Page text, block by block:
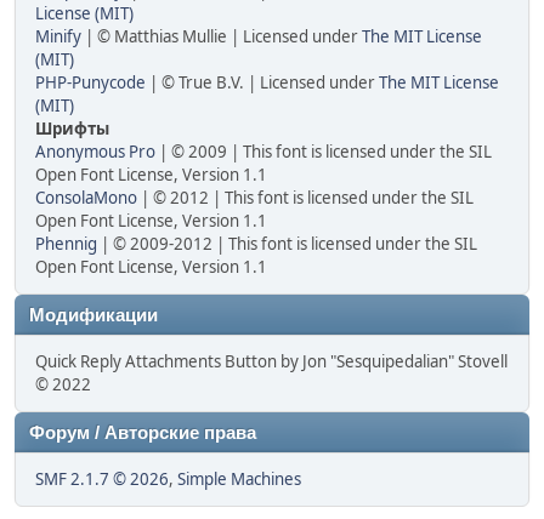
License (MIT)
Minify | © Matthias Mullie | Licensed underThe MIT License
(MIT)
PHP-Punycode | © True B.V. | Licensed underThe MIT License
(MIT)
Шрифты
Anonymous Pro | © 2009 | This font is licensed under the SIL
Open Font License, Version 1.1
ConsolaMono | © 2012 | This font is licensed under the SIL
Open Font License, Version 1.1
Phennig | © 2009-2012 | This font is licensed under the SIL
Open Font License, Version 1.1
Модификации
Quick Reply Attachments Button by Jon "Sesquipedalian" Stovell
© 2022
Форум / Авторские права
SMF 2.1.7 © 2026, Simple Machines